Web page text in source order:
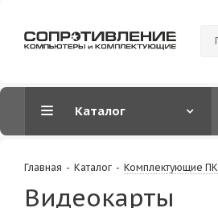
Каталог
Главная - Каталог - Комплектующие ПК
Видеокарты